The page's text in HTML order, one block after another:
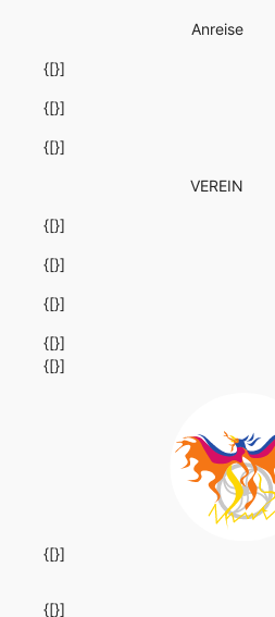
{[}]
{[}]
{[}]
{[}]
{[}]
Anreise
{[}]
{[}]
{[}]
VEREIN
{[}]
{[}]